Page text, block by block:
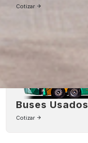
Cotizar
Buses Usados
Cotizar